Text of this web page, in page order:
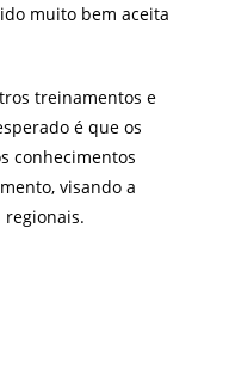
muito bem aceita
treinamentos e
é que os
conhecimentos
visando a
regionais.